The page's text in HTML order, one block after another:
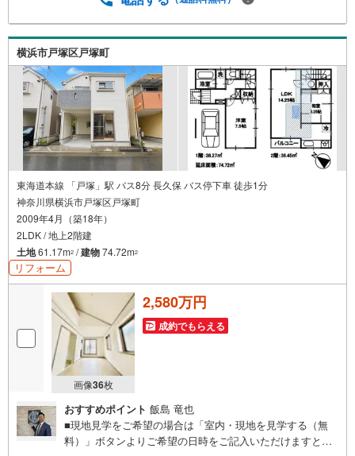
実際の適用金利は融資実行時のものとなります。金利情勢
により表記の返済額と異なる場合があります。ーーーーー
ーーーーーーーーーーーーーーーーーーーー
横浜市戸塚区戸塚町
東海道本線 「戸塚」駅 バス8分 長久保 バス停下車 徒歩1分
神奈川県横浜市戸塚区戸塚町
2009年4月（築18年）
2LDK / 地上2階建
土地61.17m2 /建物74.72m2
リフォーム
画像36枚
2,580万円
成約でもらえる
おすすめポイント 飯島 竜也
■現地見学をご希望の場合は「室内・現地を見学する（無
料）」ボタンよりご希望の日時をご記入いただけますとス